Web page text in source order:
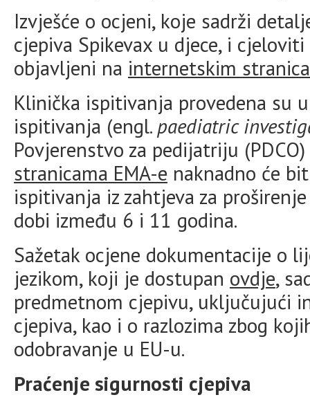
Izvješće o ocjeni, koje sadrži
cjepiva Spikevax u djece, i
objavljeni na internetskim
Klinička ispitivanja provedena su
ispitivanja (engl. paediatric
Povjerenstvo za pedijatriju
stranicama EMA-e naknadno će
ispitivanja iz zahtjeva za
dobi između 6 i 11 godina.
Sažetak ocjene dokumentacije o
jezikom, koji je dostupan ovdje,
predmetnom cjepivu, uključujući
cjepiva, kao i o razlozima zbog
odobravanje u EU-u.
Praćenje sigurnosti cjepiva